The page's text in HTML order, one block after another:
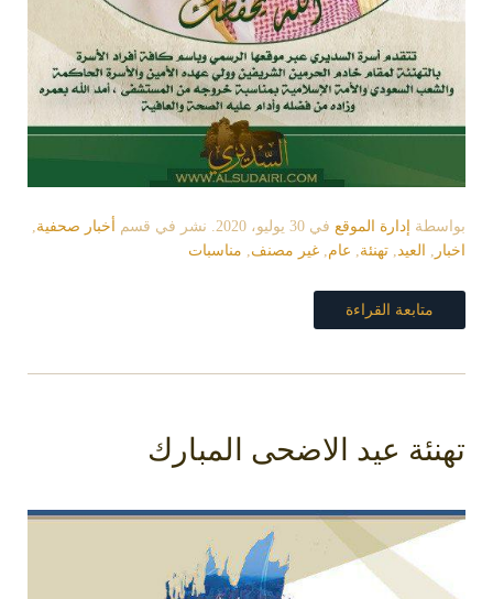
بواسطة إدارة الموقع في 30 يوليو، 2020 . نشر في قسم أخبار صحفية,
اخبار , العيد, تهنئة, عام, غير مصنف, مناسبات
متابعة القراءة
تهنئة عيد الاضحى المبارك